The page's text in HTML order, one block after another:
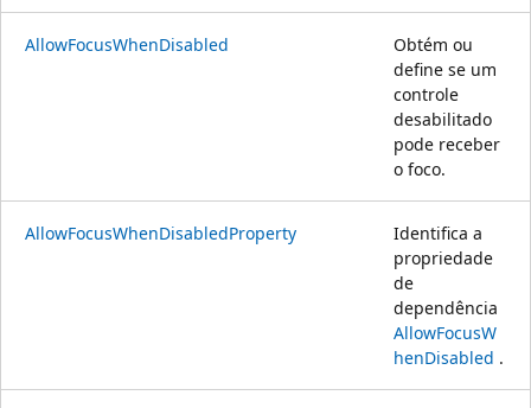
AllowFocusWhenDisabled
Obtém ou
define se um
controle
desabilitado
pode receber
o foco.
AllowFocusWhenDisabledProperty
Identifica a
propriedade
de
dependência
AllowFocusW
henDisabled .